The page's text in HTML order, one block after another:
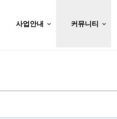
사업안내 커뮤니티